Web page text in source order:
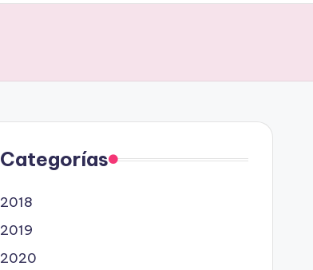
Categorías
2018
2019
2020